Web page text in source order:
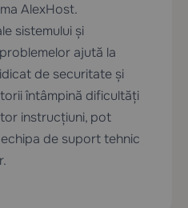
AlexHost.
sistemului și
ajută la
de securitate și
întâmpină dificultăți
instrucțiuni, pot
de suport tehnic